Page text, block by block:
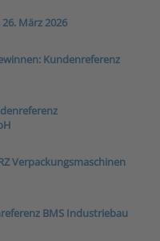
März 2026
Kundenreferenz
Verpackungsmaschinen
BMS Industriebau